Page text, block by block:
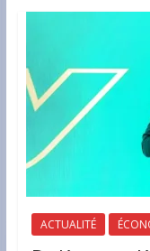
ACTUALITÉ